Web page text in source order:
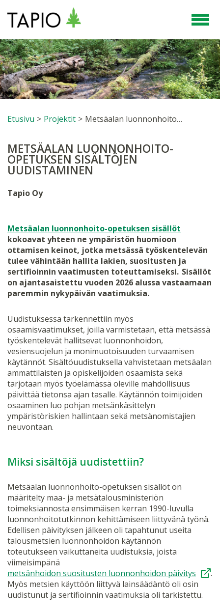
Etusivu > Projektit > Metsäalan luonnonhoito-opetuksen sisältöjen uudistaminen
METSÄALAN LUONNONHOITO-
OPETUKSEN SISÄLTÖJEN
UUDISTAMINEN
Tapio Oy
Metsäalan luonnonhoito-opetuksen sisällöt
kokoavat yhteen ne ympäristön huomioon
ottamisen keinot, jotka metsässä työskentelevän
tulee vähintään hallita lakien, suositusten ja
sertifioinnin vaatimusten toteuttamiseksi. Sisällöt
on ajantasaistettu vuoden 2026 alussa vastaamaan
paremmin nykypäivän vaatimuksia.
Uudistuksessa tarkennettiin myös
osaamisvaatimukset, joilla varmistetaan, että metsässä
työskentelevät hallitsevat luonnonhoidon,
vesiensuojelun ja monimuotoisuuden turvaamisen
käytännöt. Sisältöuudistuksella vahvistetaan metsäalan
ammattilaisten ja opiskelijoiden osaamista sekä
tarjotaan myös työelämässä oleville mahdollisuus
päivittää tietonsa ajan tasalle. Käytännön toimijoiden
osaaminen luo pohjan metsänkäsittelyn
ympäristöriskien hallintaan sekä metsänomistajien
neuvontaan.
Miksi sisältöjä uudistettiin?
Metsäalan luonnonhoito-opetuksen sisällöt on
määritelty maa- ja metsätalousministeriön
toimeksiannosta ensimmäisen kerran 1990-luvulla
luonnonhoitotutkinnon kehittämiseen liittyvänä työnä.
Edellisen päivityksen jälkeen oli tapahtunut useita
talousmetsien luonnonhoidon käytännön
toteutukseen vaikuttaneita uudistuksia, joista
viimeisimpänä
metsänhoidon suositusten luonnonhoidon päivitys
.
Myös metsien käyttöön liittyvä lainsäädäntö oli osin
uudistunut ja sertifioinnin vaatimuksia oli tarkistettu.